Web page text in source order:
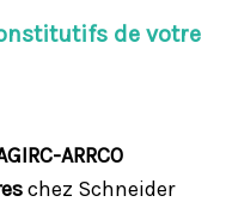
de votre
ARRCO
chez Schneider